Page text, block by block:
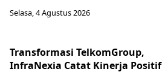
Selasa, 4 Agustus 2026
Transformasi TelkomGroup,
InfraNexia Catat Kinerja Positif